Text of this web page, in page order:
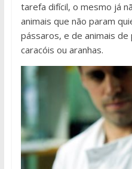
tarefa difícil, o mesmo já
animais que não param
pássaros, e de animais
caracóis ou aranhas.